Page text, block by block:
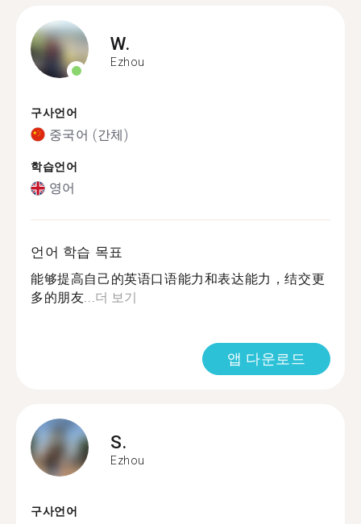
W.
Ezhou
구사언어
중국어 (간체)
학습언어
영어
언어 학습 목표
能够提高自己的英语口语能力和表达能力，结交更
多的朋友...더 보기
앱 다운로드
S.
Ezhou
구사언어